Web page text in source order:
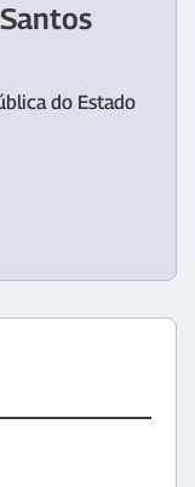
do Estado